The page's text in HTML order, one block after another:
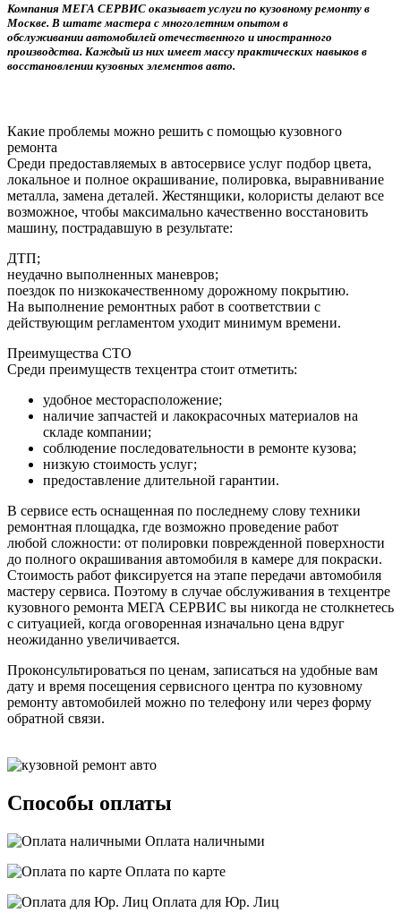
Компания МЕГА СЕРВИС оказывает услуги по кузовному ремонту в
Москве. В штате мастера с многолетним опытом в
обслуживании автомобилей отечественного и иностранного
производства. Каждый из них имеет массу практических навыков в
восстановлении кузовных элементов авто.
Какие проблемы можно решить с помощью кузовного
ремонта
Среди предоставляемых в автосервисе услуг подбор цвета,
локальное и полное окрашивание, полировка, выравнивание
металла, замена деталей. Жестянщики, колористы делают все
возможное, чтобы максимально качественно восстановить
машину, пострадавшую в результате:
ДТП;
неудачно выполненных маневров;
поездок по низкокачественному дорожному покрытию.
На выполнение ремонтных работ в соответствии с
действующим регламентом уходит минимум времени.
Преимущества СТО
Среди преимуществ техцентра стоит отметить:
удобное месторасположение;
наличие запчастей и лакокрасочных материалов на
складе компании;
соблюдение последовательности в ремонте кузова;
низкую стоимость услуг;
предоставление длительной гарантии.
В сервисе есть оснащенная по последнему слову техники
ремонтная площадка, где возможно проведение работ
любой сложности: от полировки поврежденной поверхности
до полного окрашивания автомобиля в камере для покраски.
Стоимость работ фиксируется на этапе передачи автомобиля
мастеру сервиса. Поэтому в случае обслуживания в техцентре
кузовного ремонта МЕГА СЕРВИС вы никогда не столкнетесь
с ситуацией, когда оговоренная изначально цена вдруг
неожиданно увеличивается.
Проконсультироваться по ценам, записаться на удобные вам
дату и время посещения сервисного центра по кузовному
ремонту автомобилей можно по телефону или через форму
обратной связи.
Способы оплаты
Оплата наличными
Оплата по карте
Оплата для Юр. Лиц